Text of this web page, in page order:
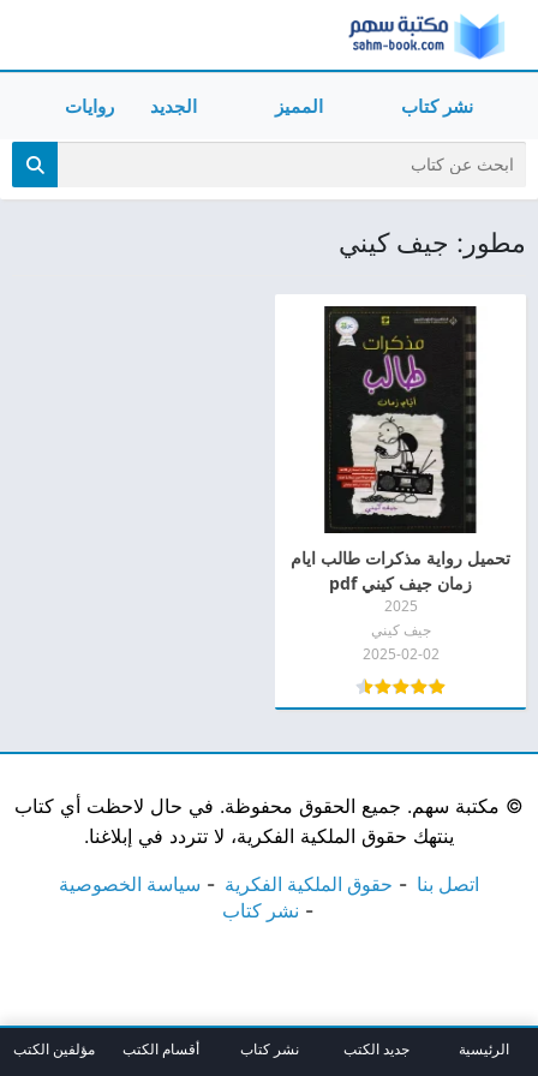
نشر كتاب المميز الجديد روايات
مطور: جيف كيني
تحميل رواية مذكرات طالب ايام
زمان جيف كيني pdf
2025
جيف كيني
2025-02-02
© مكتبة سهم. جميع الحقوق محفوظة. في حال لاحظت أي كتاب
ينتهك حقوق الملكية الفكرية، لا تتردد في إبلاغنا.
اتصل بنا حقوق الملكية الفكرية
سياسة الخصوصية
نشر كتاب
الرئيسية جديد الكتب نشر كتاب أقسام الكتب مؤلفين الكتب